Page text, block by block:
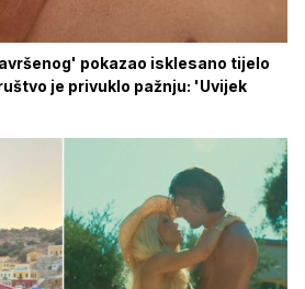
pokazao isklesano tijelo
je privuklo pažnju: 'Uvijek